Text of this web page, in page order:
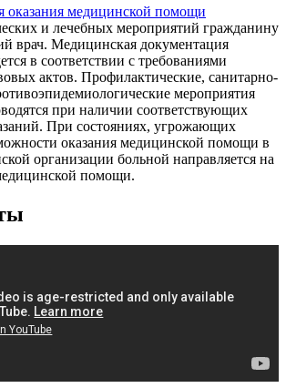
оказания медицинской помощи
и лечебных мероприятий гражданину
врач. Медицинская документация
в соответствии с требованиями
актов. Профилактические, санитарно-
мероприятия
при наличии соответствующих
При состояниях, угрожающих
оказания медицинской помощи в
организации больной направляется на
помощи.